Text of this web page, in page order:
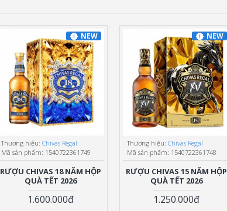
NEW
Thương hiệu: Chivas Regal
Mã sản phẩm: 1540722361749
RƯỢU CHIVAS 18 NĂM HỘP
QUÀ TẾT 2026
1.600.000đ
NEW
Thương hiệu: Chivas Regal
Mã sản phẩm: 1540722361748
RƯỢU CHIVAS 15 NĂM HỘP
QUÀ TẾT 2026
1.250.000đ